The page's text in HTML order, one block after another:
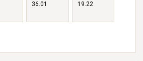
36.01 19.22